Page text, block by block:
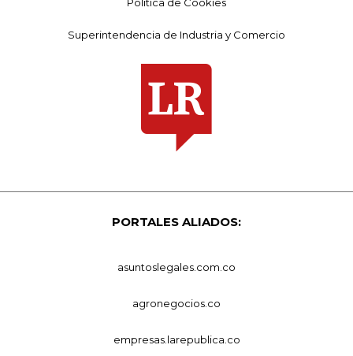
Superintendencia de Industria y Comercio
PORTALES ALIADOS:
asuntoslegales.com.co
agronegocios.co
empresas.larepublica.co